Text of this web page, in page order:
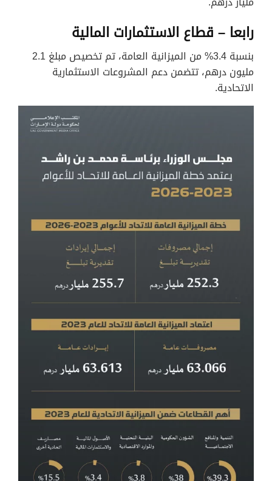
رابعا – قطاع الاستثمارات المالية
بنسبة 3.4% من الميزانية العامة، تم تخصيص مبلغ 2.1
مليون درهم، تتضمن دعم المشروعات الاستثمارية
الاتحادية.